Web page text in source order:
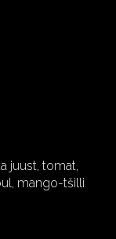
juust, tomat,
mango-tšilli